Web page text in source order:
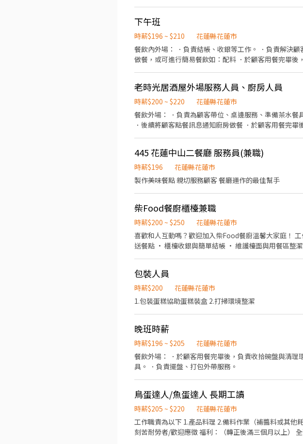
重量。 ．負責擺盤、打包外帶服務。
下午班
時薪$196 ~ $210
花蓮縣花蓮市
餐飲內外場： ．負責結帳、收銀等工作。 ．負責解決
做餐，或可進行簡易餐飲如：配料 ．於顧客用餐完畢
老時光居酒屋外場服務人員、廚房人員
時薪$200 ~ $220
花蓮縣花蓮市
餐飲外場： ．負責為顧客帶位、桌邊服務、準備茶水
．後續將顧客點餐訊息通知廚房做餐 ．於顧客用餐完
445 花蓮中山二餐廳 服務員(兼職)
時薪$196
花蓮縣花蓮市
製作美味餐點 親切服務顧客 餐廳運作的最佳幫手
柴Food餐廚櫃檯兼職
時薪$200 ~ $250
花蓮縣花蓮市
喜歡和人互動嗎？歡迎加入柴Food餐廚溫馨大家庭！ 工作內容： • 為客人點餐並親切介紹健康餐 • 協助包裝、準備外帶、外
送餐點 • 櫃檯收銀與簡單結帳 • 維護檯面與用餐區整潔 我們給你的： • 彈性排班，方便安排學業生活 • 員工免費享有美味健
包裝人員
時薪$200
花蓮縣花蓮市
1.包裝蛋糕協助蛋糕裝盒 2.打掃環境整潔
晚班時薪
時薪$196 ~ $205
花蓮縣花蓮市
餐飲外場： ．於顧客用餐完畢後，負責收拾碗盤與清
具。 ．負責擺盤、打包外帶服務。
鳥蛋達人/魚蛋達人 長期工讀
時薪$205 ~ $220
花蓮縣花蓮市
工作職責為以下 1.產品料理 2.備料作業（補醬料或其他耗
刻苦耐勞者/歡迎應徵 福利：（轉正後滿三個月以上） 全勤/每月分紅/生日紅包 東西簡單三天以內可獨立上手 麻煩直接用 小雞上